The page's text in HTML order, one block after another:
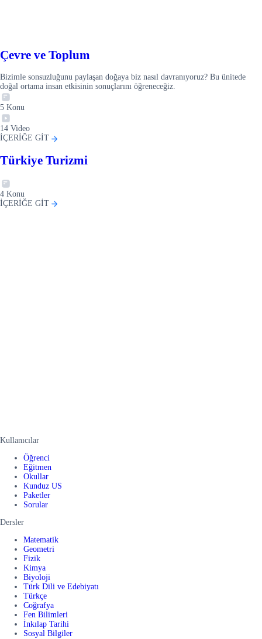
Çevre ve Toplum
Bizimle sonsuzluğunu paylaşan doğaya biz nasıl davranıyoruz? Bu ünitede
doğal ortama insan etkisinin sonuçlarını öğreneceğiz.
5 Konu
14 Video
İÇERİĞE GİT
Türkiye Turizmi
4 Konu
İÇERİĞE GİT
Kullanıcılar
Öğrenci
Eğitmen
Okullar
Kunduz US
Paketler
Sorular
Dersler
Matematik
Geometri
Fizik
Kimya
Biyoloji
Türk Dili ve Edebiyatı
Türkçe
Coğrafya
Fen Bilimleri
İnkılap Tarihi
Sosyal Bilgiler